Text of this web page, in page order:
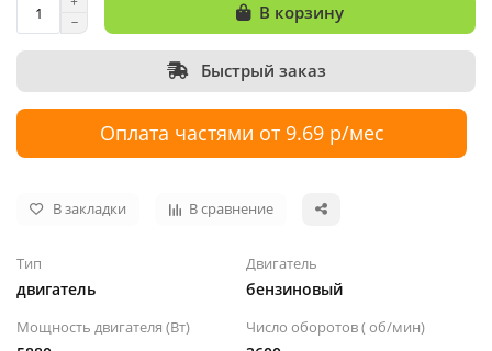
В корзину
Быстрый заказ
Оплата частями от 9.69 р/мес
В закладки В сравнение
Тип
двигатель
Двигатель
бензиновый
Мощность двигателя (Вт) Число оборотов ( об/мин)